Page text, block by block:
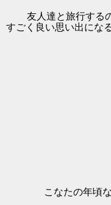
行するの
い出になるも
頃なら、な